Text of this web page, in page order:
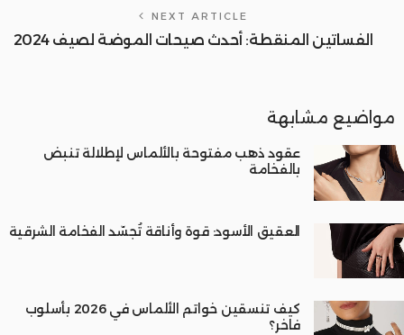
NEXT ARTICLE
الفساتين المنقطة: أحدث صيحات الموضة لصيف 2024
مواضيع مشابهة
عقود ذهب مفتوحة بالألماس لإطلالة تنبض
بالفخامة
العقيق الأسود: قوة وأناقة تُجسّد الفخامة الشرقية
كيف تنسقين خواتم الألماس في 2026 بأسلوب
فاخر؟